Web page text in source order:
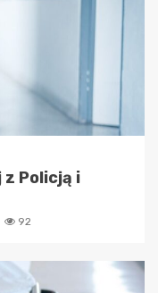
z Policją i
92